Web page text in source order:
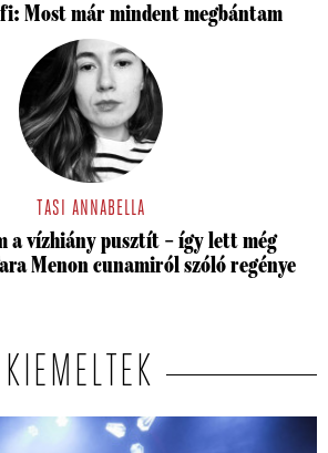
Most már mindent megbántam
TASI ANNABELLA
a vízhiány pusztít – így lett még
Menon cunamiról szóló regénye
KIEMELTEK